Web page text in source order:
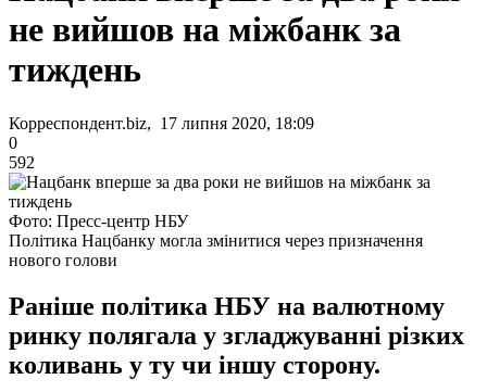
не вийшов на міжбанк за
тиждень
Корреспондент.biz, 17 липня 2020, 18:09
0
592
Фото: Пресс-центр НБУ
Політика Нацбанку могла змінитися через призначення
нового голови
Раніше політика НБУ на валютному
ринку полягала у згладжуванні різких
коливань у ту чи іншу сторону.